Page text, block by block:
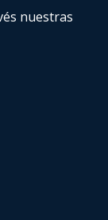
nuestras